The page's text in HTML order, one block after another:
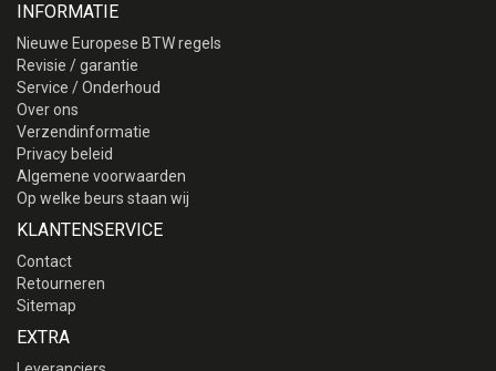
INFORMATIE
Nieuwe Europese BTW regels
Revisie / garantie
Service / Onderhoud
Over ons
Verzendinformatie
Privacy beleid
Algemene voorwaarden
Op welke beurs staan wij
KLANTENSERVICE
Contact
Retourneren
Sitemap
EXTRA